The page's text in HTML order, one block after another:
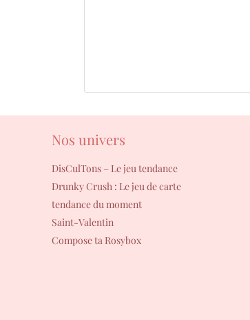
Nos univers
DisCulTons – Le jeu tendance
Drunky Crush : Le jeu de carte
tendance du moment
Saint-Valentin
Compose ta Rosybox